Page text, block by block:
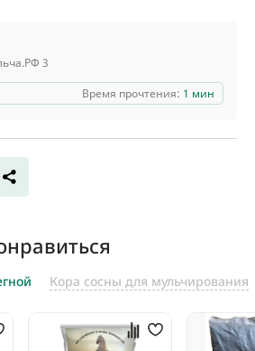
3
Время прочтения: 1 мин
Кора сосны для мульчирования